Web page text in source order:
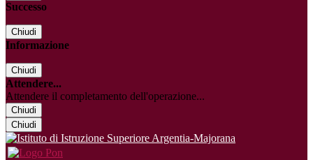
Successo
Chiudi
Informazione
Chiudi
Attendere...
Attendere il completamento dell'operazione...
Chiudi
Chiudi